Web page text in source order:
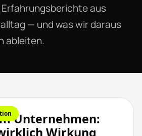
Erfahrungsberichte aus
— und was wir daraus
ableiten.
Unternehmen:
Wirkung